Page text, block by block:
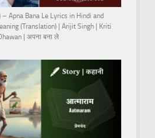
– Apna Bana Le Lyrics in Hindi and
(Translation) | Arijit Singh | Kriti
| अपना बना ले